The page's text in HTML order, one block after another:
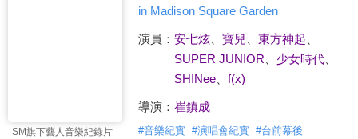
SM旗下藝人音樂紀錄片
in Madison Square Garden
演員： 安七炫、 寶兒 東方神起
SUPER JUNIOR
少女時代、
SHINee、 f(x)
導演： 崔鎮成
#音樂紀實 #演唱會紀實 #台前幕後